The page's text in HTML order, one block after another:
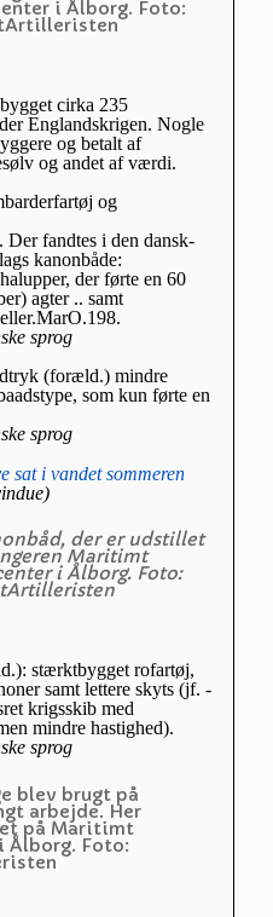
i Ålborg. Foto:
cirka 235
Englandskrigen. Nogle
og betalt af
og andet af værdi.
og
Der fandtes i den dansk-
kanonbåde:
der førte en 60
agter .. samt
sprog
(foræld.) mindre
som kun førte en
sprog
sat i vandet sommeren
der er udstillet
Maritimt
i Ålborg. Foto:
stærktbygget rofartøj,
samt lettere skyts (jf. -
krigsskib med
mindre hastighed).
sprog
blev brugt på
arbejde. Her
på Maritimt
Ålborg. Foto: